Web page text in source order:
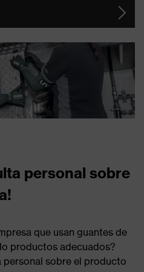
personal sobre
que usan guantes de
productos adecuados?
personal sobre el producto